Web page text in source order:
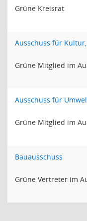
Grüne Kreisrat
Ausschuss für
Grüne Mitglied im
Ausschuss für
Grüne Mitglied im
Bauausschuss
Grüne Vertreter im